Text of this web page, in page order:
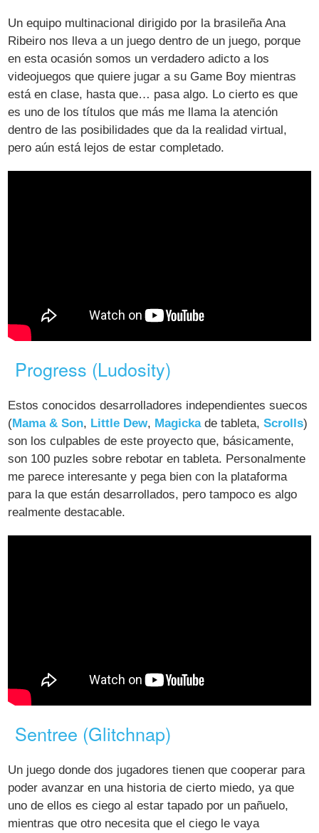
Un equipo multinacional dirigido por la brasileña Ana
Ribeiro nos lleva a un juego dentro de un juego, porque
en esta ocasión somos un verdadero adicto a los
videojuegos que quiere jugar a su Game Boy mientras
está en clase, hasta que… pasa algo. Lo cierto es que
es uno de los títulos que más me llama la atención
dentro de las posibilidades que da la realidad virtual,
pero aún está lejos de estar completado.
Progress (Ludosity)
Estos conocidos desarrolladores independientes suecos
(Mama & Son, Little Dew, Magickade tableta,Scrolls)
son los culpables de este proyecto que, básicamente,
son 100 puzles sobre rebotar en tableta. Personalmente
me parece interesante y pega bien con la plataforma
para la que están desarrollados, pero tampoco es algo
realmente destacable.
Sentree (Glitchnap)
Un juego donde dos jugadores tienen que cooperar para
poder avanzar en una historia de cierto miedo, ya que
uno de ellos es ciego al estar tapado por un pañuelo,
mientras que otro necesita que el ciego le vaya